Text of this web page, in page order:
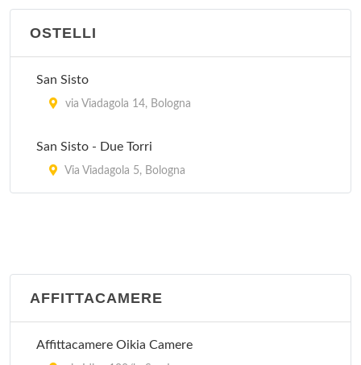
via Drapperie 5, Bologna
via Matteotti 76, Bazzano
via Ferrarese 161, Bologna
OSTELLI
San Sisto
via Viadagola 14, Bologna
San Sisto - Due Torri
Via Viadagola 5, Bologna
AFFITTACAMERE
Affittacamere Oikia Camere